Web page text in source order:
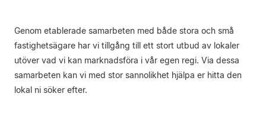
Genom etablerade samarbeten med både stora och små
fastighetsägare har vi tillgång till ett stort utbud av lokaler
utöver vad vi kan marknadsföra i vår egen regi. Via dessa
samarbeten kan vi med stor sannolikhet hjälpa er hitta den
lokal ni söker efter.